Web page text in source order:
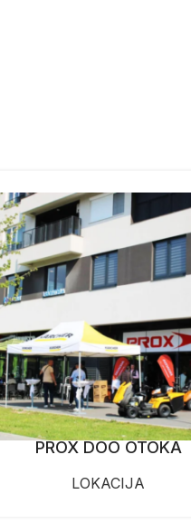
PROX DOO OTOKA
LOKACIJA